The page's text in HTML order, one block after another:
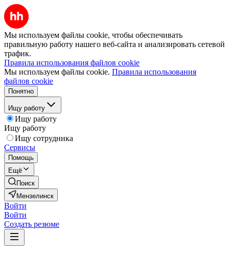
Мы используем файлы cookie, чтобы обеспечивать
правильную работу нашего веб-сайта и анализировать сетевой
трафик.
Правила использования файлов cookie
Мы используем файлы cookie. Правила использования
файлов cookie
Понятно
Ищу работу
Ищу работу
Ищу работу
Ищу сотрудника
Сервисы
Помощь
Ещё
Поиск
Мензелинск
Войти
Войти
Создать резюме